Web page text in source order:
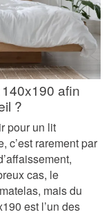
afin
?
pour un lit
c’est rarement par
cas, le
mais du
est l’un des